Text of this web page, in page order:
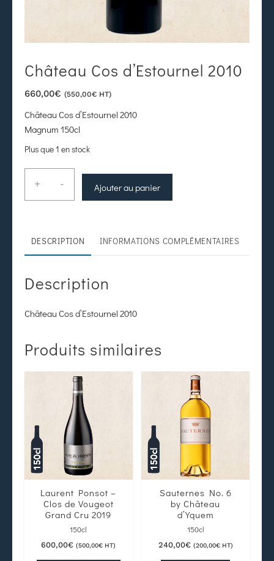
Château Cos d’Estournel 2010
660,00€ (550,00€ HT)
Château Cos d’Estournel 2010
Magnum 150cl
Plus que 1 en stock
+ - Ajouter au panier
DESCRIPTION INFORMATIONS COMPLÉMENTAIRES
Description
Château Cos d’Estournel 2010
Produits similaires
Laurent Ponsot –
Clos de Vougeot
Grand Cru 2019
150cl
600,00€ (500,00€ HT)
Sauternes No. 6
by Château
d’Yquem
150cl
240,00€ (200,00€HT)